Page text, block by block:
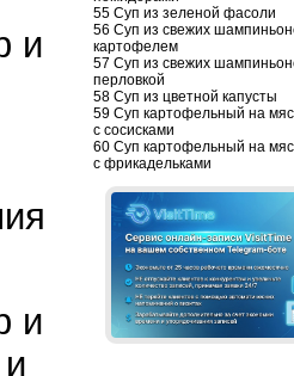
и
и
55 Суп из зеленой фасоли
56 Суп из свежих
картофелем
57 Суп из свежих
перловкой
58 Суп из цветной капусты
59 Суп картофельный на
с сосисками
60 Суп картофельный на
с фрикадельками